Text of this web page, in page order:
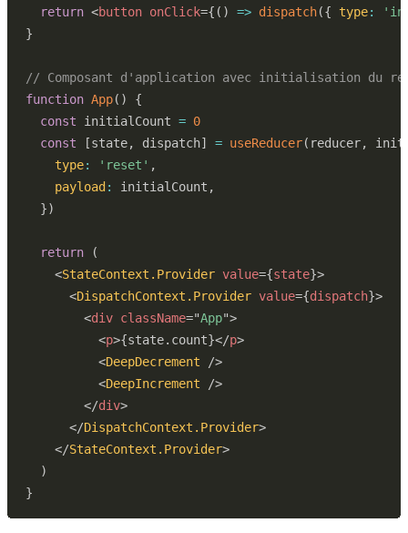
return <button onClick={ ( ) => dispatch({ type:
}
// Composant d'application avec initialisation du
function App( )
{
const initialCount = 0
const
[state, dispatch] = useReducer( reducer,
type: 'reset' ,
payload : initialCount ,
})
return
(
<StateContext.Provider value={state}>
<DispatchContext.Provider value={dispatch}>
<div className="App">
<p>{state. count}</p>
<DeepDecrement
/>
<DeepIncrement
/>
</div>
</DispatchContext.Provider>
</StateContext.Provider>
)
}